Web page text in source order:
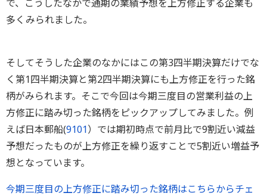
で、こうしたなかで通期の業績予想を上方修正する企業も
多くみられました。
そしてそうした企業のなかにはこの第3四半期決算だけでな
く第1四半期決算と第2四半期決算にも上方修正を行った銘
柄がみられます。そこで今回は今期三度目の営業利益の上
方修正に踏み切った銘柄をピックアップしてみました。例
えば日本郵船(9101）では期初時点で前月比で9割近い減益
予想だったものが上方修正を繰り返すことで5割近い増益予
想となっています。
今期三度目の上方修正に踏み切った銘柄はこちらからチェ